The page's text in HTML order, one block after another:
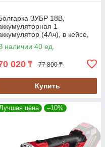
ЗУБР 18В,
1
(4Ач), в кейсе,
"Мастер" (УШМ-18-
41)
наличии 40 ед.
020 ₸ 77 800 ₸
Купить
цена –10%